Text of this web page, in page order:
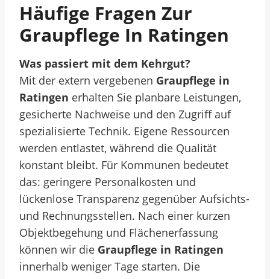
Häufige Fragen Zur
Graupflege In Ratingen
Was passiert mit dem Kehrgut?
Mit der extern vergebenen Graupflege in
Ratingen erhalten Sie planbare Leistungen,
gesicherte Nachweise und den Zugriff auf
spezialisierte Technik. Eigene Ressourcen
werden entlastet, während die Qualität
konstant bleibt. Für Kommunen bedeutet
das: geringere Personalkosten und
lückenlose Transparenz gegenüber Aufsichts-
und Rechnungsstellen. Nach einer kurzen
Objektbegehung und Flächenerfassung
können wir die Graupflege in Ratingen
innerhalb weniger Tage starten. Die